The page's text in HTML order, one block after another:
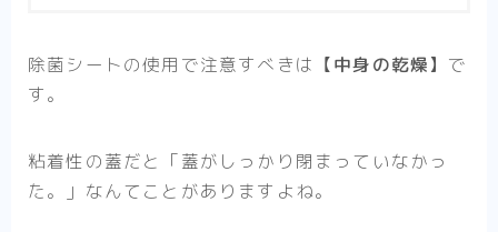
除菌シートの使用で注意すべきは 【中身の乾燥】 で
す。
粘着性の蓋だと「蓋がしっかり閉まっていなかっ
た。」なんてことがありますよね。